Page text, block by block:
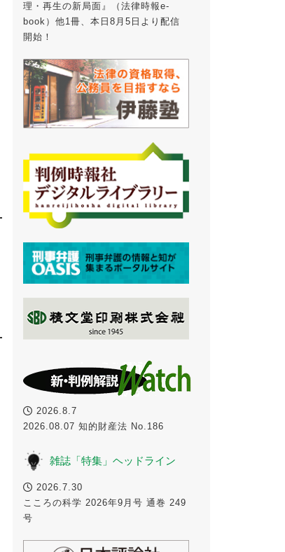
理・再生の新局面』（法律時報e-
book）他1冊、本日8月5日より配信
開始！
2026.8.7
2026.08.07 知的財産法 No.186
雑誌「特集」ヘッドライン
2026.7.30
こころの科学 2026年9月号 通巻 249
号